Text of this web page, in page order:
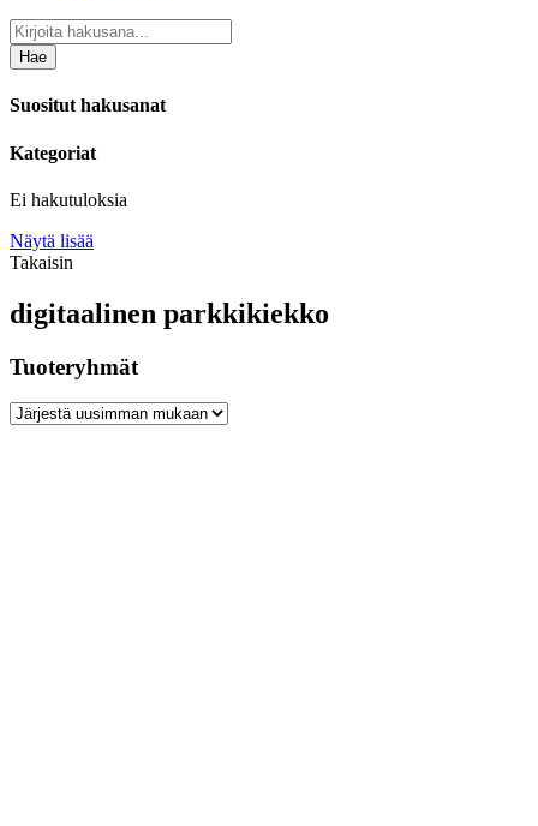
Hae
Suositut hakusanat
Kategoriat
Ei hakutuloksia
Näytä lisää
Takaisin
digitaalinen parkkikiekko
Tuoteryhmät